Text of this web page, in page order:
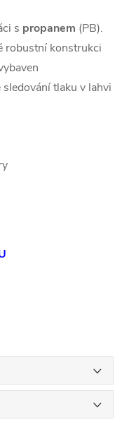
s propanem (PB).
robustní konstrukci
tlaku v lahvi